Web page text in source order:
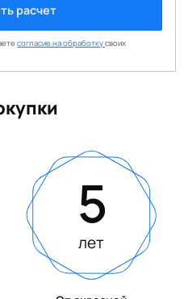
расчет
согласие на обработкусвоих
5
лет